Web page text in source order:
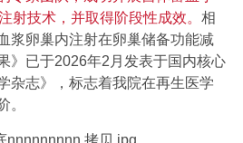
射技术，并取得阶段性成效。相
浆卵巢内注射在卵巢储备功能减
》已于2026年2月发表于国内核心
杂志》，标志着我院在再生医学
。